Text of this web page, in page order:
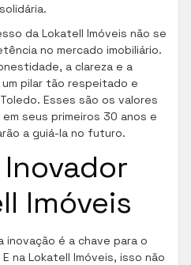
da Lokatell Imóveis não se
no mercado imobiliário.
a clareza e a
pilar tão respeitado e
Esses são os valores
seus primeiros 30 anos e
a guiá-la no futuro.
Imóveis
inovação é a chave para o
na Lokatell Imóveis, isso não